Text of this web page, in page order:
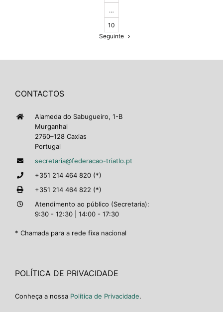
…
10
Seguinte
CONTACTOS
Alameda do Sabugueiro, 1-B
Murganhal
2760–128 Caxias
Portugal
secretaria@federacao-triatlo.pt
+351 214 464 820 (*)
+351 214 464 822 (*)
Atendimento ao público (Secretaria):
9:30 - 12:30 | 14:00 - 17:30
* Chamada para a rede fixa nacional
POLÍTICA DE PRIVACIDADE
Conheça a nossa Política de Privacidade.